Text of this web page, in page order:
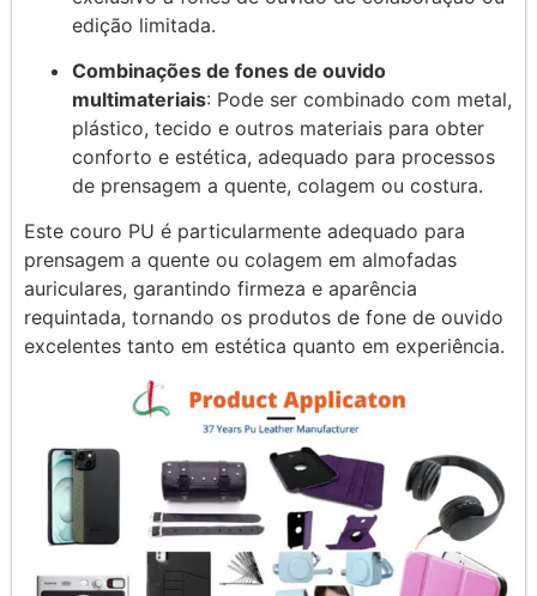
edição limitada.
Combinações de fones de ouvido
multimateriais: Pode ser combinado com metal,
plástico, tecido e outros materiais para obter
conforto e estética, adequado para processos
de prensagem a quente, colagem ou costura.
Este couro PU é particularmente adequado para
prensagem a quente ou colagem em almofadas
auriculares, garantindo firmeza e aparência
requintada, tornando os produtos de fone de ouvido
excelentes tanto em estética quanto em experiência.